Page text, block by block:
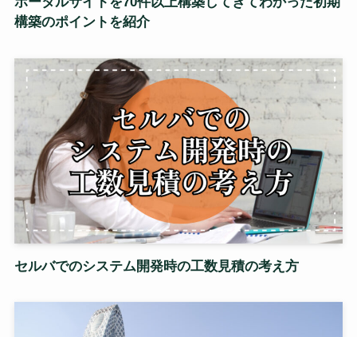
構築のポイントを紹介
セルバでのシステム開発時の工数見積の考え方